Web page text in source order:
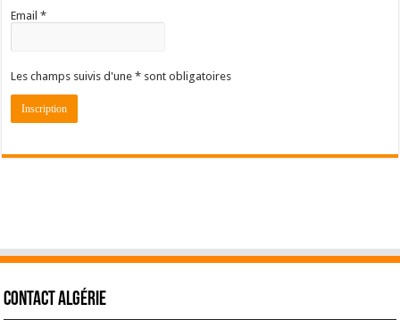
Email *
Les champs suivis d'une * sont obligatoires
Contact Algérie